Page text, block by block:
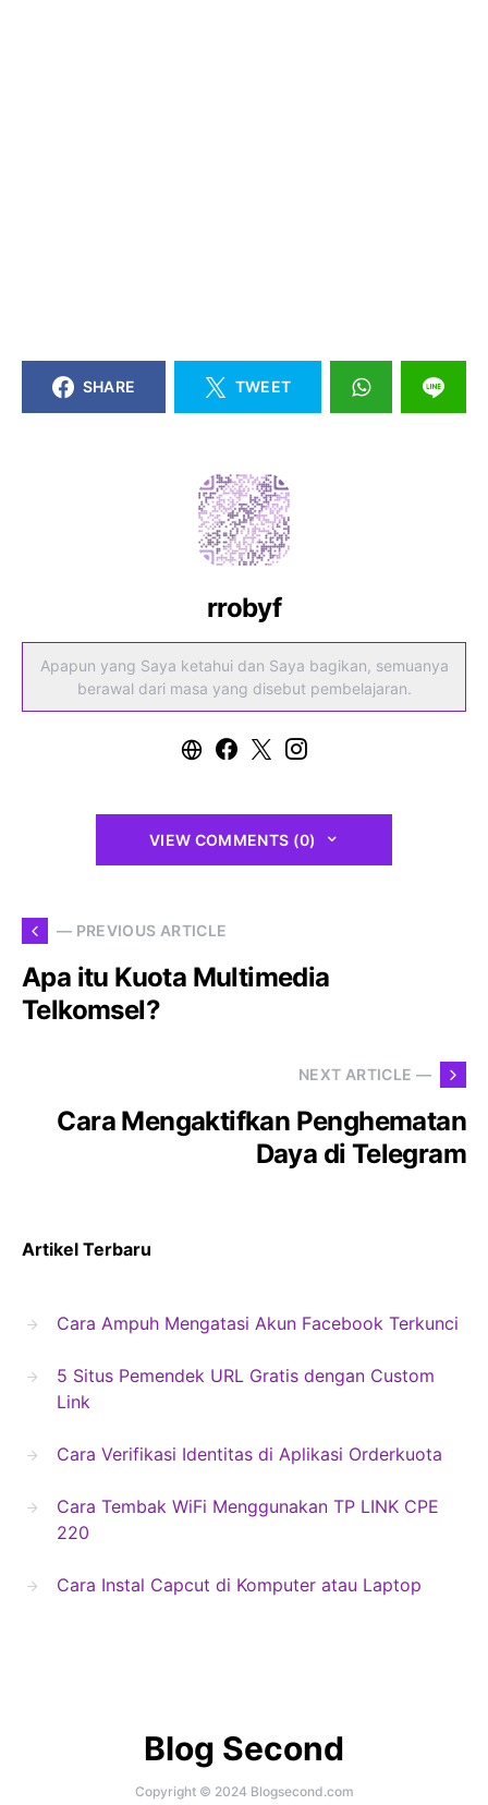
SHARE TWEET
rrobyf
Apapun yang Saya ketahui dan Saya bagikan, semuanya
berawal dari masa yang disebut pembelajaran.
VIEW COMMENTS (0)
— PREVIOUS ARTICLE
Apa itu Kuota Multimedia
Telkomsel?
NEXT ARTICLE —
Cara Mengaktifkan Penghematan
Daya di Telegram
Artikel Terbaru
Cara Ampuh Mengatasi Akun Facebook Terkunci
5 Situs Pemendek URL Gratis dengan Custom
Link
Cara Verifikasi Identitas di Aplikasi Orderkuota
Cara Tembak WiFi Menggunakan TP LINK CPE
220
Cara Instal Capcut di Komputer atau Laptop
Blog Second
Copyright © 2024 Blogsecond.com